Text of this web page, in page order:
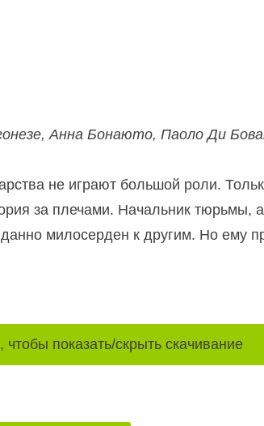
Анна Бонаюто, Паоло Ди
не играют большой роли.
за плечами. Начальник
милосерден к другим. Но ему
показать/скрыть скачивание